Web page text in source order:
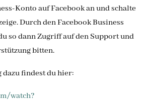
Konto auf Facebook an und schalte
Durch den Facebook Business
so dann Zugriff auf den Support und
bitten.
dazu findest du hier:
watch?